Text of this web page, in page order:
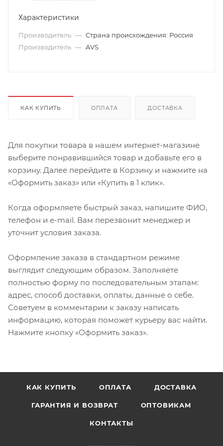
Характеристики
Производитель — Страна происхождения: Россия
Производитель — AVS
КАК КУПИТЬ ОПЛАТА ДОСТАВКА
Для покупки товара в нашем интернет-магазине
выберите понравившийся товар и добавьте его в
корзину. Далее перейдите в Корзину и нажмите на
«Оформить заказ» или «Купить в 1 клик».
Когда оформляете быстрый заказ, напишите ФИО,
телефон и e-mail. Вам перезвонит менеджер и
уточнит условия заказа.
Оформление заказа в стандартном режиме
выглядит следующим образом. Заполняете
полностью форму по последовательным этапам:
адрес, способ доставки, оплаты, данные о себе.
Советуем в комментарии к заказу написать
информацию, которая поможет курьеру вас найти.
Нажмите кнопку «Оформить заказ».
КАК КУПИТЬ ОПЛАТА ДОСТАВКА
ГАРАНТИЯ И ВОЗВРАТ ОПТОВИКАМ
КОНТАКТЫ